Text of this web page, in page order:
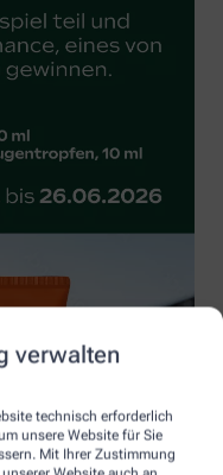
verwalten
technisch erforderlich
unsere Website für Sie
Mit Ihrer Zustimmung